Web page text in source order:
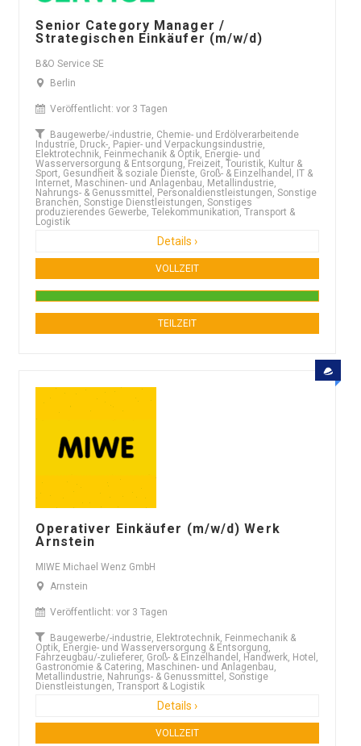
Senior Category Manager /
Strategischen Einkäufer (m/w/d)
B&O Service SE
Berlin
Veröffentlicht: vor 3 Tagen
Baugewerbe/-industrie, Chemie- und Erdölverarbeitende
Industrie, Druck-, Papier- und Verpackungsindustrie,
Elektrotechnik, Feinmechanik & Optik, Energie- und
Wasserversorgung & Entsorgung, Freizeit, Touristik, Kultur &
Sport, Gesundheit & soziale Dienste, Groß- & Einzelhandel, IT &
Internet, Maschinen- und Anlagenbau, Metallindustrie,
Nahrungs- & Genussmittel, Personaldienstleistungen, Sonstige
Branchen, Sonstige Dienstleistungen, Sonstiges
produzierendes Gewerbe, Telekommunikation, Transport &
Logistik
Details ›
VOLLZEIT
TEILZEIT
Operativer Einkäufer (m/w/d) Werk
Arnstein
MIWE Michael Wenz GmbH
Arnstein
Veröffentlicht: vor 3 Tagen
Baugewerbe/-industrie, Elektrotechnik, Feinmechanik &
Optik, Energie- und Wasserversorgung & Entsorgung,
Fahrzeugbau/-zulieferer, Groß- & Einzelhandel, Handwerk, Hotel,
Gastronomie & Catering, Maschinen- und Anlagenbau,
Metallindustrie, Nahrungs- & Genussmittel, Sonstige
Dienstleistungen, Transport & Logistik
Details ›
VOLLZEIT